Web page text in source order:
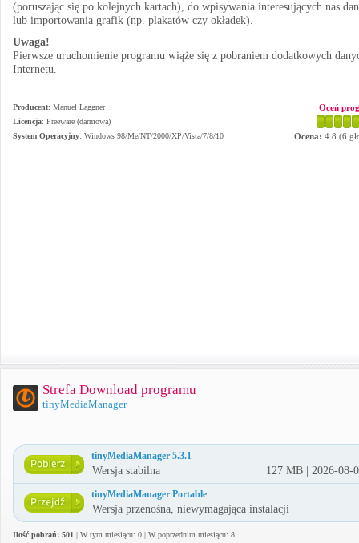
(poruszając się po kolejnych kartach), do wpisywania interesujących nas
lub importowania grafik (np. plakatów czy okładek).
Uwaga!
Pierwsze uruchomienie programu wiąże się z pobraniem dodatkowych
Internetu.
Producent: Manuel Laggner
Licencja: Freeware (darmowa)
System Operacyjny: Windows 98/Me/NT/2000/XP/Vista/7/8/10
Oceń
Ocena: 4.8 (6
Strefa Download programu
tinyMediaManager
tinyMediaManager 5.3.1
Wersja stabilna 127 MB | 2026-08-
tinyMediaManager Portable
Wersja przenośna, niewymagająca instalacji
Ilość pobrań: 501 | W tym miesiącu: 0 | W poprzednim miesiącu: 8